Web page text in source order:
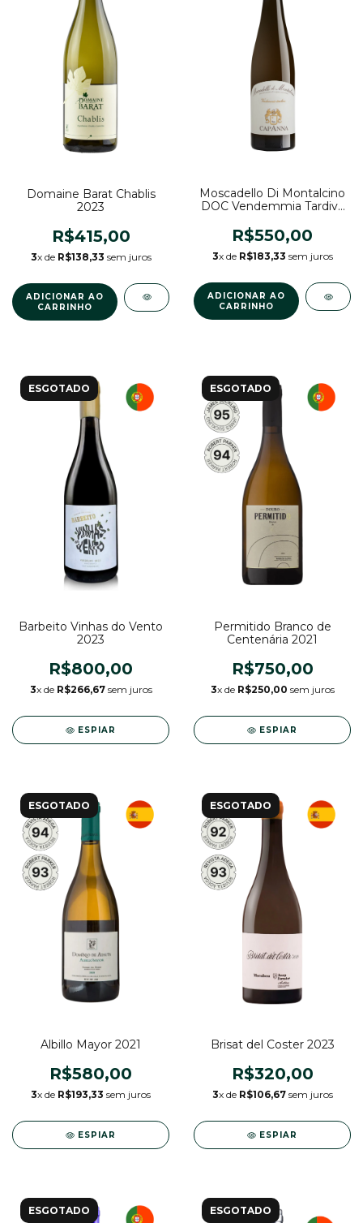
Domaine Barat Chablis
2023
R$415,00
3x de R$138,33 sem juros
Moscadello Di Montalcino
DOC Vendemmia Tardiva
R$550,00
3x de R$183,33 sem juros
ESGOTADO
Barbeito Vinhas do Vento
2023
R$800,00
3x de R$266,67sem juros
ESPIAR
ESGOTADO
Permitido Branco de
Centenária 2021
R$750,00
3x de R$250,00 sem juros
ESPIAR
ESGOTADO
Albillo Mayor 2021
R$580,00
3x de R$193,33 sem juros
ESPIAR
ESGOTADO
Brisat del Coster 2023
R$320,00
3x de R$106,67sem juros
ESPIAR
ESGOTADO ESGOTADO